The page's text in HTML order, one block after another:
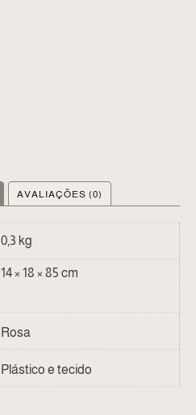
AVALIAÇÕES (0)
0,3 kg
14 × 18 × 85 cm
Rosa
Plástico e tecido